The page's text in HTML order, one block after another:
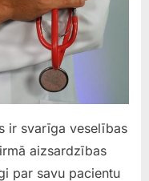
ir svarīga veselības
aizsardzības
par savu pacientu